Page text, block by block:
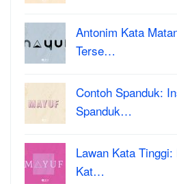
Antonim Kata
Terse…
Contoh Spanduk:
Spanduk…
Lawan Kata
Kat…